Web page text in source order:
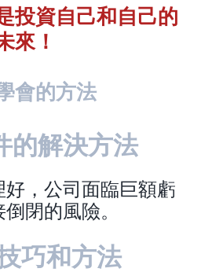
投資自己和自己的
來！
會的方法
的解決方法
，公司面臨巨額虧
閉的風險。
巧和方法